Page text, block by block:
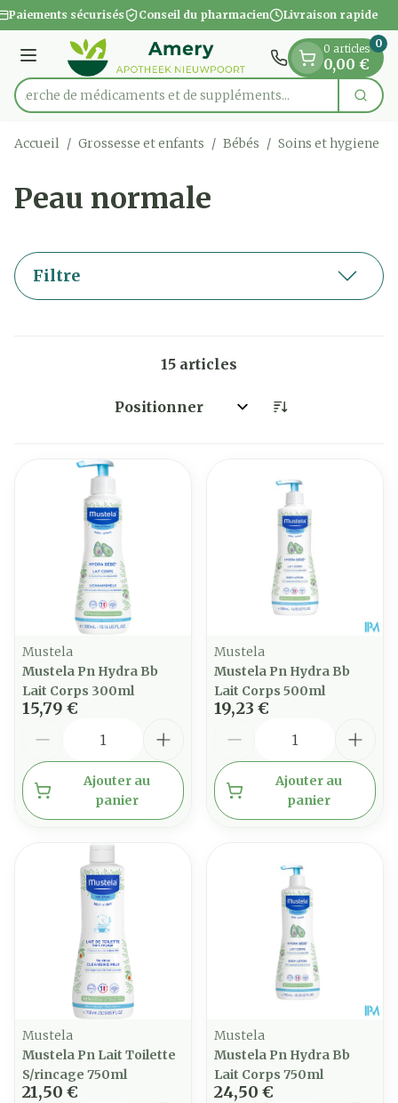
Aller au contenu
1 de 1
Paiements sécurisés Conseil du pharmacien Livraison rapide
Menu
Rechercher
Recherche de médicaments et de suppléme
0 articles
0,00 €
0
Accueil / Grossesse et enfants / Bébés / Soins et hygiene
Peau normale
Filtre
15 articles
Trier par:
Mustela
Mustela Pn Hydra Bb
Lait Corps 300ml
15,79 €
Ajouter au
panier
Mustela
Mustela Pn Hydra Bb
Lait Corps 500ml
19,23 €
Ajouter au
panier
Mustela
Mustela Pn Lait Toilette
S/rincage 750ml
21,50 €
Mustela
Mustela Pn Hydra Bb
Lait Corps 750ml
24,50 €